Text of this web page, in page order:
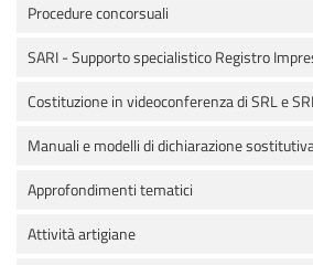
Procedure concorsuali
SARI - Supporto specialistico Registro
Costituzione in videoconferenza di SRL e
Manuali e modelli di dichiarazione
Approfondimenti tematici
Attività artigiane